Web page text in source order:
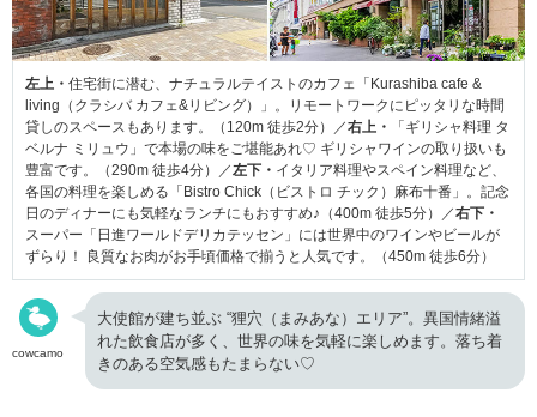
左上・ 住宅街に潜む、ナチュラルテイストのカフェ「Kurashiba cafe &
living（クラシバ カフェ&リビング）」。リモートワークにピッタリな時間
貸しのスペースもあります。（120m 徒歩2分）／右上・
「ギリシャ料理 タ
ベルナ ミリュウ」で本場の味をご堪能あれ♡ ギリシャワインの取り扱いも
豊富です。（290m 徒歩4分）／左下・ イタリア料理やスペイン料理など、
各国の料理を楽しめる「Bistro Chick（ビストロ チック）麻布十番」。記念
日のディナーにも気軽なランチにもおすすめ♪（400m 徒歩5分）／右下・
スーパー「日進ワールドデリカテッセン」には世界中のワインやビールが
ずらり！ 良質なお肉がお手頃価格で揃うと人気です。（450m 徒歩6分）
cowcamo
大使館が建ち並ぶ “狸穴（まみあな）エリア”。異国情緒溢
れた飲食店が多く、世界の味を気軽に楽しめます。落ち着
きのある空気感もたまらない♡